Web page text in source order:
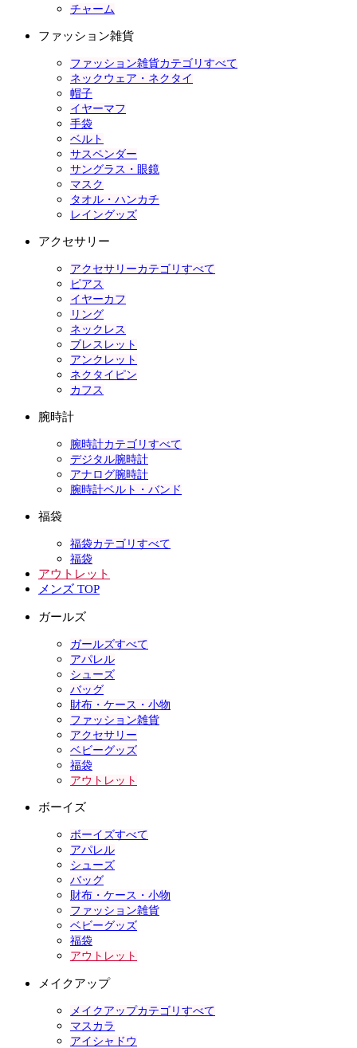
チャーム
ファッション雑貨
ファッション雑貨カテゴリすべて
ネックウェア・ネクタイ
帽子
イヤーマフ
手袋
ベルト
サスペンダー
サングラス・眼鏡
マスク
タオル・ハンカチ
レイングッズ
アクセサリー
アクセサリーカテゴリすべて
ピアス
イヤーカフ
リング
ネックレス
ブレスレット
アンクレット
ネクタイピン
カフス
腕時計
腕時計カテゴリすべて
デジタル腕時計
アナログ腕時計
腕時計ベルト・バンド
福袋
福袋カテゴリすべて
福袋
アウトレット
メンズ TOP
ガールズ
ガールズすべて
アパレル
シューズ
バッグ
財布・ケース・小物
ファッション雑貨
アクセサリー
ベビーグッズ
福袋
アウトレット
ボーイズ
ボーイズすべて
アパレル
シューズ
バッグ
財布・ケース・小物
ファッション雑貨
ベビーグッズ
福袋
アウトレット
メイクアップ
メイクアップカテゴリすべて
マスカラ
アイシャドウ